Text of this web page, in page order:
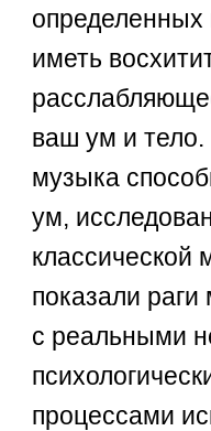
иметь
ваш ум и тело.
музыка
ум,
классической
показали
с реальными
процессами